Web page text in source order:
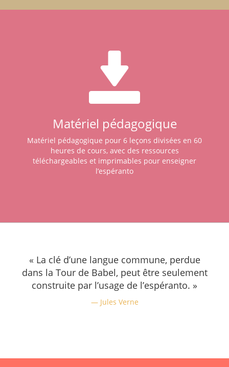
Matériel pédagogique
Matériel pédagogique pour 6 leçons divisées en 60
heures de cours, avec des ressources
téléchargeables et imprimables pour enseigner
l’espéranto
« La clé d’une langue commune, perdue
dans la Tour de Babel, peut être seulement
construite par l’usage de l’espéranto. »
Jules Verne